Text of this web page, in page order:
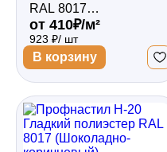
RAL 8017
(Шоколадно-
коричневый)
1800*1150*0,35
односторонний
от 410₽/м²
923 ₽/ шт
В корзину